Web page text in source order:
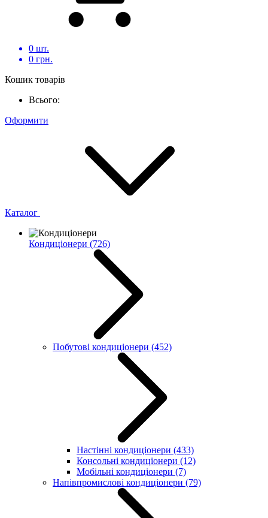
0 шт.
0 грн.
Кошик товарів
Всього:
Оформити
Каталог
Кондиціонери (726)
Побутові кондиціонери (452)
Настінні кондиціонери (433)
Консольні кондиціонери (12)
Мобільні кондиціонери (7)
Напівпромислові кондиціонери (79)